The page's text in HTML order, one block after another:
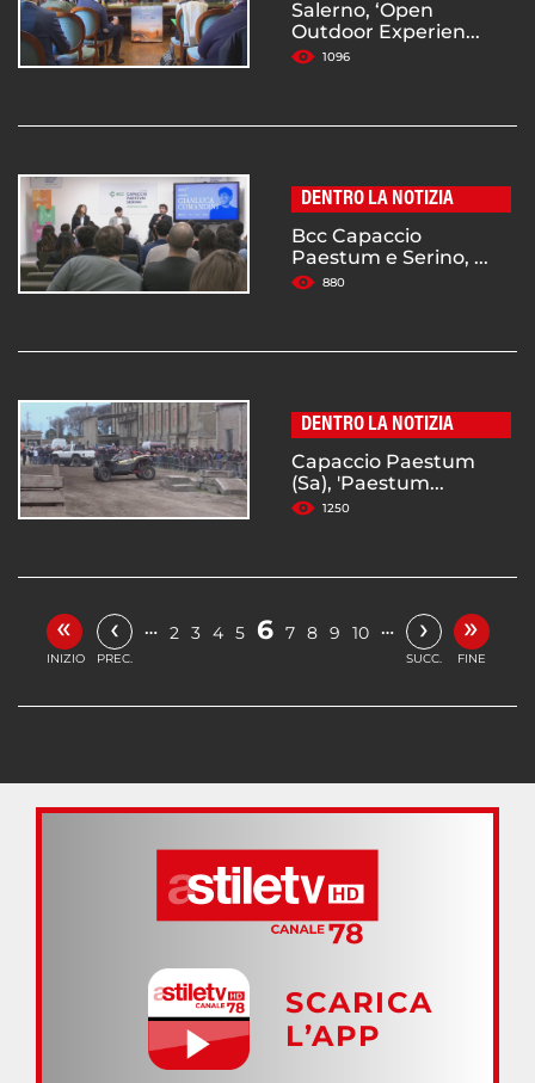
Salerno, ‘Open
Outdoor Experien...
1096
DENTRO LA NOTIZIA
Bcc Capaccio
Paestum e Serino, ...
880
DENTRO LA NOTIZIA
Capaccio Paestum
(Sa), 'Paestum...
1250
«
INIZIO
‹
PREC.
… 2 3 4 5 6 7 8 9 10 … ›
SUCC.
»
FINE
SCARICA
L’APP